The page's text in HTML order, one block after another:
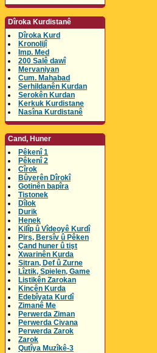
Dîroka Kurdistanê
Dîroka Kurd
Kronolijî
Imp. Med
200 Salê dawî
Mervaniyan
Cum. Mahabad
Serhildanên Kurdan
Serokên Kurdan
Kerkuk Kurdistane
Nasîna Kurdistanê
Cand, Huner
Pêkenî 1
Pêkenî 2
Cîrok
Bûyerên Dîrokî
Gotinên bapîra
Tistonek
Dîlok
Durik
Henek
Kilîp û Vîdeoyê Kurdî
Pirs, Bersîv û Pêken
Çand huner û tişt
Xwarinên Kurda
Sitran, Def û Zurne
Lîztik, Spielen, Game
Listikên Zarokan
Kincên Kurda
Edebîyata Kurdî
Zimanê Me
Perwerda Ziman
Perwerda Civana
Perwerda Zarok
Zarok
Qutîya Muzîkê-3